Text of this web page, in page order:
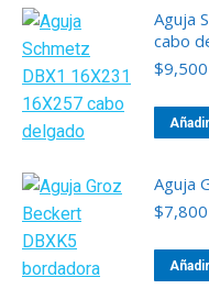
Aguja
cabo
$9,500
Aguja
$7,800